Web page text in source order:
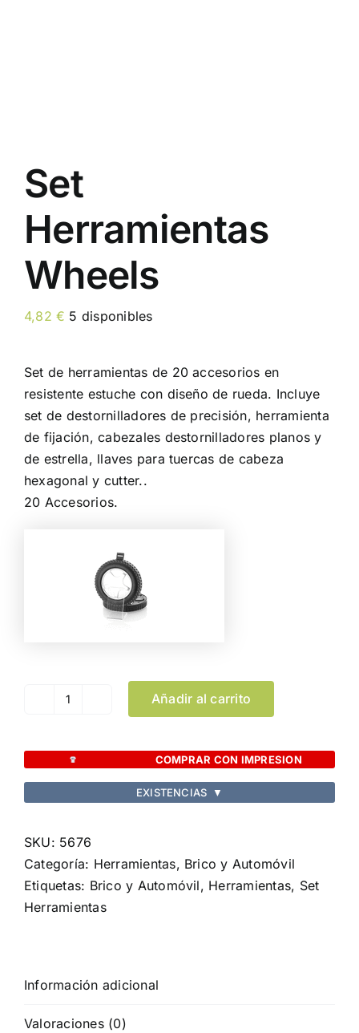
Set
Herramientas
Wheels
4,82€ 5 disponibles
Set de herramientas de 20 accesorios en
resistente estuche con diseño de rueda. Incluye
set de destornilladores de precisión, herramienta
de fijación, cabezales destornilladores planos y
de estrella, llaves para tuercas de cabeza
hexagonal y cutter..
20 Accesorios.
Set
Wheels
cantidad
Añadir al carrito
COMPRAR CON IMPRESION
EXISTENCIAS ▼
SKU: 5676
Categoría: Herramientas, Brico y Automóvil
Etiquetas: Brico y Automóvil, Herramientas, Set
Herramientas
Información adicional
Valoraciones (0)